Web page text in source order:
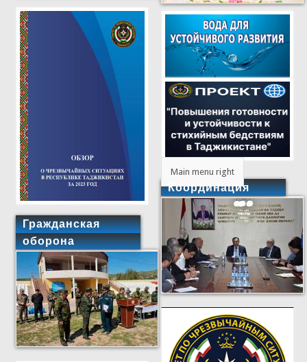
Гражданская
оборона
Main menu right
Координация